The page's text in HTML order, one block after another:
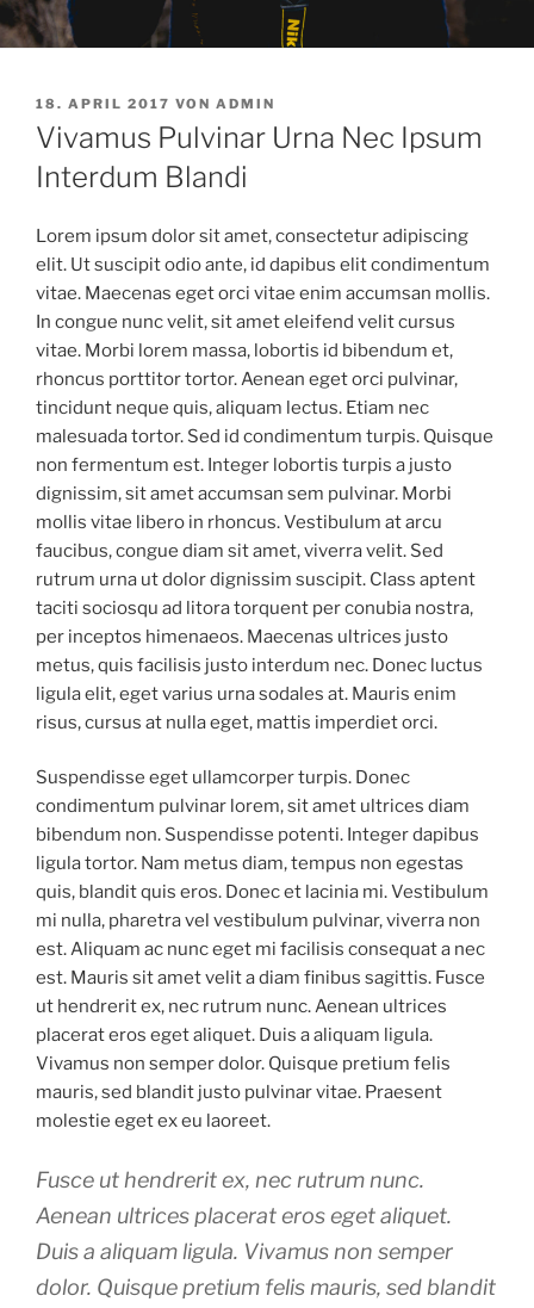
VERÖFFENTLICHT
AM
18. APRIL 2017 VON ADMIN
Vivamus Pulvinar Urna Nec Ipsum
Interdum Blandi
Lorem ipsum dolor sit amet, consectetur adipiscing
elit. Ut suscipit odio ante, id dapibus elit condimentum
vitae. Maecenas eget orci vitae enim accumsan mollis.
In congue nunc velit, sit amet eleifend velit cursus
vitae. Morbi lorem massa, lobortis id bibendum et,
rhoncus porttitor tortor. Aenean eget orci pulvinar,
tincidunt neque quis, aliquam lectus. Etiam nec
malesuada tortor. Sed id condimentum turpis. Quisque
non fermentum est. Integer lobortis turpis a justo
dignissim, sit amet accumsan sem pulvinar. Morbi
mollis vitae libero in rhoncus. Vestibulum at arcu
faucibus, congue diam sit amet, viverra velit. Sed
rutrum urna ut dolor dignissim suscipit. Class aptent
taciti sociosqu ad litora torquent per conubia nostra,
per inceptos himenaeos. Maecenas ultrices justo
metus, quis facilisis justo interdum nec. Donec luctus
ligula elit, eget varius urna sodales at. Mauris enim
risus, cursus at nulla eget, mattis imperdiet orci.
Suspendisse eget ullamcorper turpis. Donec
condimentum pulvinar lorem, sit amet ultrices diam
bibendum non. Suspendisse potenti. Integer dapibus
ligula tortor. Nam metus diam, tempus non egestas
quis, blandit quis eros. Donec et lacinia mi. Vestibulum
mi nulla, pharetra vel vestibulum pulvinar, viverra non
est. Aliquam ac nunc eget mi facilisis consequat a nec
est. Mauris sit amet velit a diam finibus sagittis. Fusce
ut hendrerit ex, nec rutrum nunc. Aenean ultrices
placerat eros eget aliquet. Duis a aliquam ligula.
Vivamus non semper dolor. Quisque pretium felis
mauris, sed blandit justo pulvinar vitae. Praesent
molestie eget ex eu laoreet.
Fusce ut hendrerit ex, nec rutrum nunc.
Aenean ultrices placerat eros eget aliquet.
Duis a aliquam ligula. Vivamus non semper
dolor. Quisque pretium felis mauris, sed blandit